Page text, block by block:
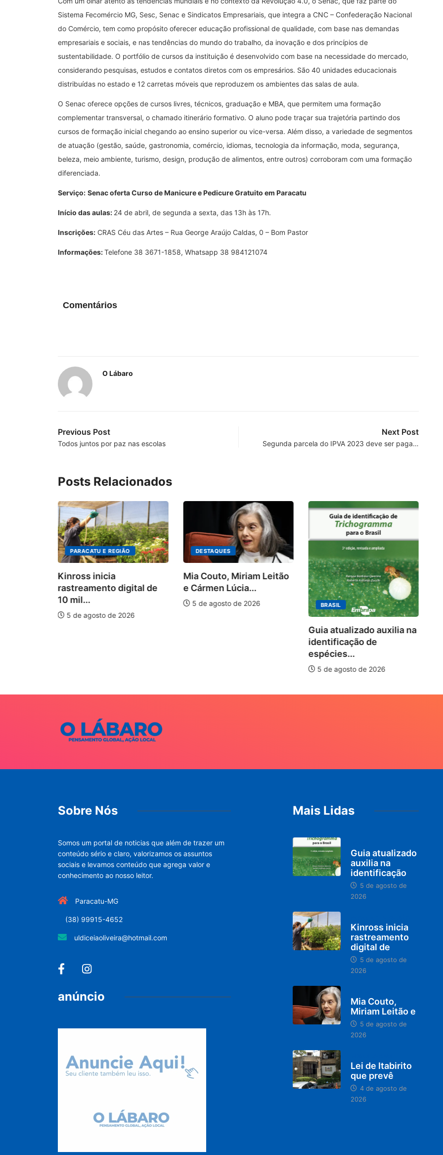
Sistema Fecomércio MG, Sesc, Senac e Sindicatos Empresariais, que integra a CNC – Confederação Nacional
do Comércio, tem como propósito oferecer educação profissional de qualidade, com base nas demandas
empresariais e sociais, e nas tendências do mundo do trabalho, da inovação e dos princípios de
sustentabilidade. O portfólio de cursos da instituição é desenvolvido com base na necessidade do mercado,
considerando pesquisas, estudos e contatos diretos com os empresários. São 40 unidades educacionais
distribuídas no estado e 12 carretas móveis que reproduzem os ambientes das salas de aula.
O Senac oferece opções de cursos livres, técnicos, graduação e MBA, que permitem uma formação
complementar transversal, o chamado itinerário formativo. O aluno pode traçar sua trajetória partindo dos
cursos de formação inicial chegando ao ensino superior ou vice-versa. Além disso, a variedade de segmentos
de atuação (gestão, saúde, gastronomia, comércio, idiomas, tecnologia da informação, moda, segurança,
beleza, meio ambiente, turismo, design, produção de alimentos, entre outros) corroboram com uma formação
diferenciada.
Serviço: Senac oferta Curso de Manicure e Pedicure Gratuito em Paracatu
Início das aulas: 24 de abril, de segunda a sexta, das 13h às 17h.
Inscrições: CRAS Céu das Artes – Rua George Araújo Caldas, 0 – Bom Pastor
Informações:Telefone 38 3671-1858, Whatsapp 38 984121074
Comentários
O Lábaro
Previous Post
Todos juntos por paz nas escolas
Next Post
Segunda parcela do IPVA 2023 deve ser paga…
Posts Relacionados
PARACATU E REGIÃO
Kinross inicia
rastreamento digital de
10 mil...
5 de agosto de 2026
DESTAQUES
Mia Couto, Miriam Leitão
e Cármen Lúcia...
5 de agosto de 2026 BRASIL
Guia atualizado auxilia na
identificação de
espécies...
5 de agosto de 2026
Sobre Nós
Somos um portal de noticias que além de trazer um
conteúdo sério e claro, valorizamos os assuntos
sociais e levamos conteúdo que agrega valor e
conhecimento ao nosso leitor.
Paracatu-MG
(38) 99915-4652
uldiceiaoliveira@hotmail.com
anúncio
Mais Lidas
Guia atualizado
auxilia na
identificação
5 de agosto de
2026
Kinross inicia
rastreamento
digital de
5 de agosto de
2026
Mia Couto,
Miriam Leitão e
5 de agosto de
2026
Lei de Itabirito
que prevê
4 de agosto de
2026